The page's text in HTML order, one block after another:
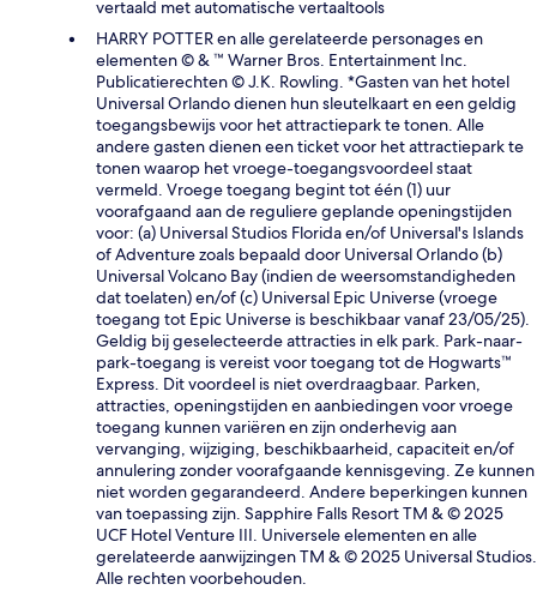
vertaald met automatische vertaaltools
HARRY POTTER en alle gerelateerde personages en
elementen © & ™ Warner Bros. Entertainment Inc.
Publicatierechten © J.K. Rowling. *Gasten van het hotel
Universal Orlando dienen hun sleutelkaart en een geldig
toegangsbewijs voor het attractiepark te tonen. Alle
andere gasten dienen een ticket voor het attractiepark te
tonen waarop het vroege-toegangsvoordeel staat
vermeld. Vroege toegang begint tot één (1) uur
voorafgaand aan de reguliere geplande openingstijden
voor: (a) Universal Studios Florida en/of Universal's Islands
of Adventure zoals bepaald door Universal Orlando (b)
Universal Volcano Bay (indien de weersomstandigheden
dat toelaten) en/of (c) Universal Epic Universe (vroege
toegang tot Epic Universe is beschikbaar vanaf 23/05/25).
Geldig bij geselecteerde attracties in elk park. Park-naar-
park-toegang is vereist voor toegang tot de Hogwarts™
Express. Dit voordeel is niet overdraagbaar. Parken,
attracties, openingstijden en aanbiedingen voor vroege
toegang kunnen variëren en zijn onderhevig aan
vervanging, wijziging, beschikbaarheid, capaciteit en/of
annulering zonder voorafgaande kennisgeving. Ze kunnen
niet worden gegarandeerd. Andere beperkingen kunnen
van toepassing zijn. Sapphire Falls Resort TM & © 2025
UCF Hotel Venture III. Universele elementen en alle
gerelateerde aanwijzingen TM & © 2025 Universal Studios.
Alle rechten voorbehouden.